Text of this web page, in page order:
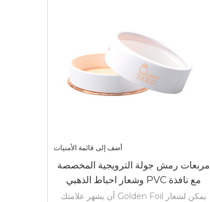
أضف إلى قائمة الأمنيات
مربعات رمش جولة الترويجية المخصصة
مع نافذة PVC وشعار احباط الذهبي
يمكن لشعار Golden Foil أن يشهر علامتك